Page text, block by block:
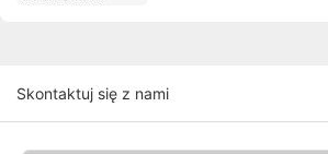
Skontaktuj się z nami